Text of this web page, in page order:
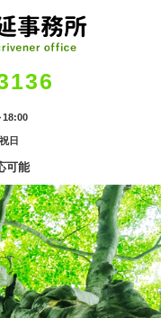
18:00
日
可能